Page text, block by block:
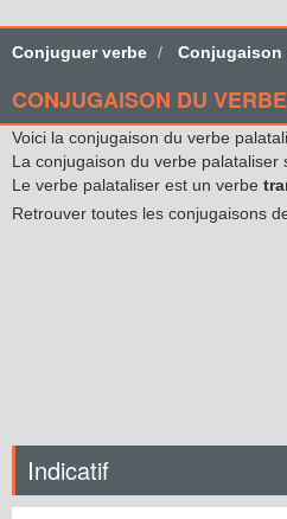
Conjuguer verbe Conjugaison
CONJUGAISON DU
Voici la conjugaison du verbe
La conjugaison du verbe palataliser
Le verbe palataliser est un verbe
Retrouver toutes les conjugaisons
Indicatif